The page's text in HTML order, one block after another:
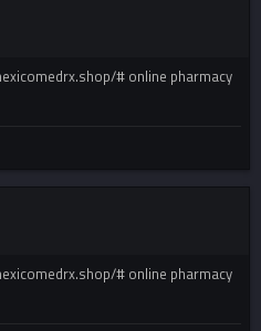
# online pharmacy
# online pharmacy